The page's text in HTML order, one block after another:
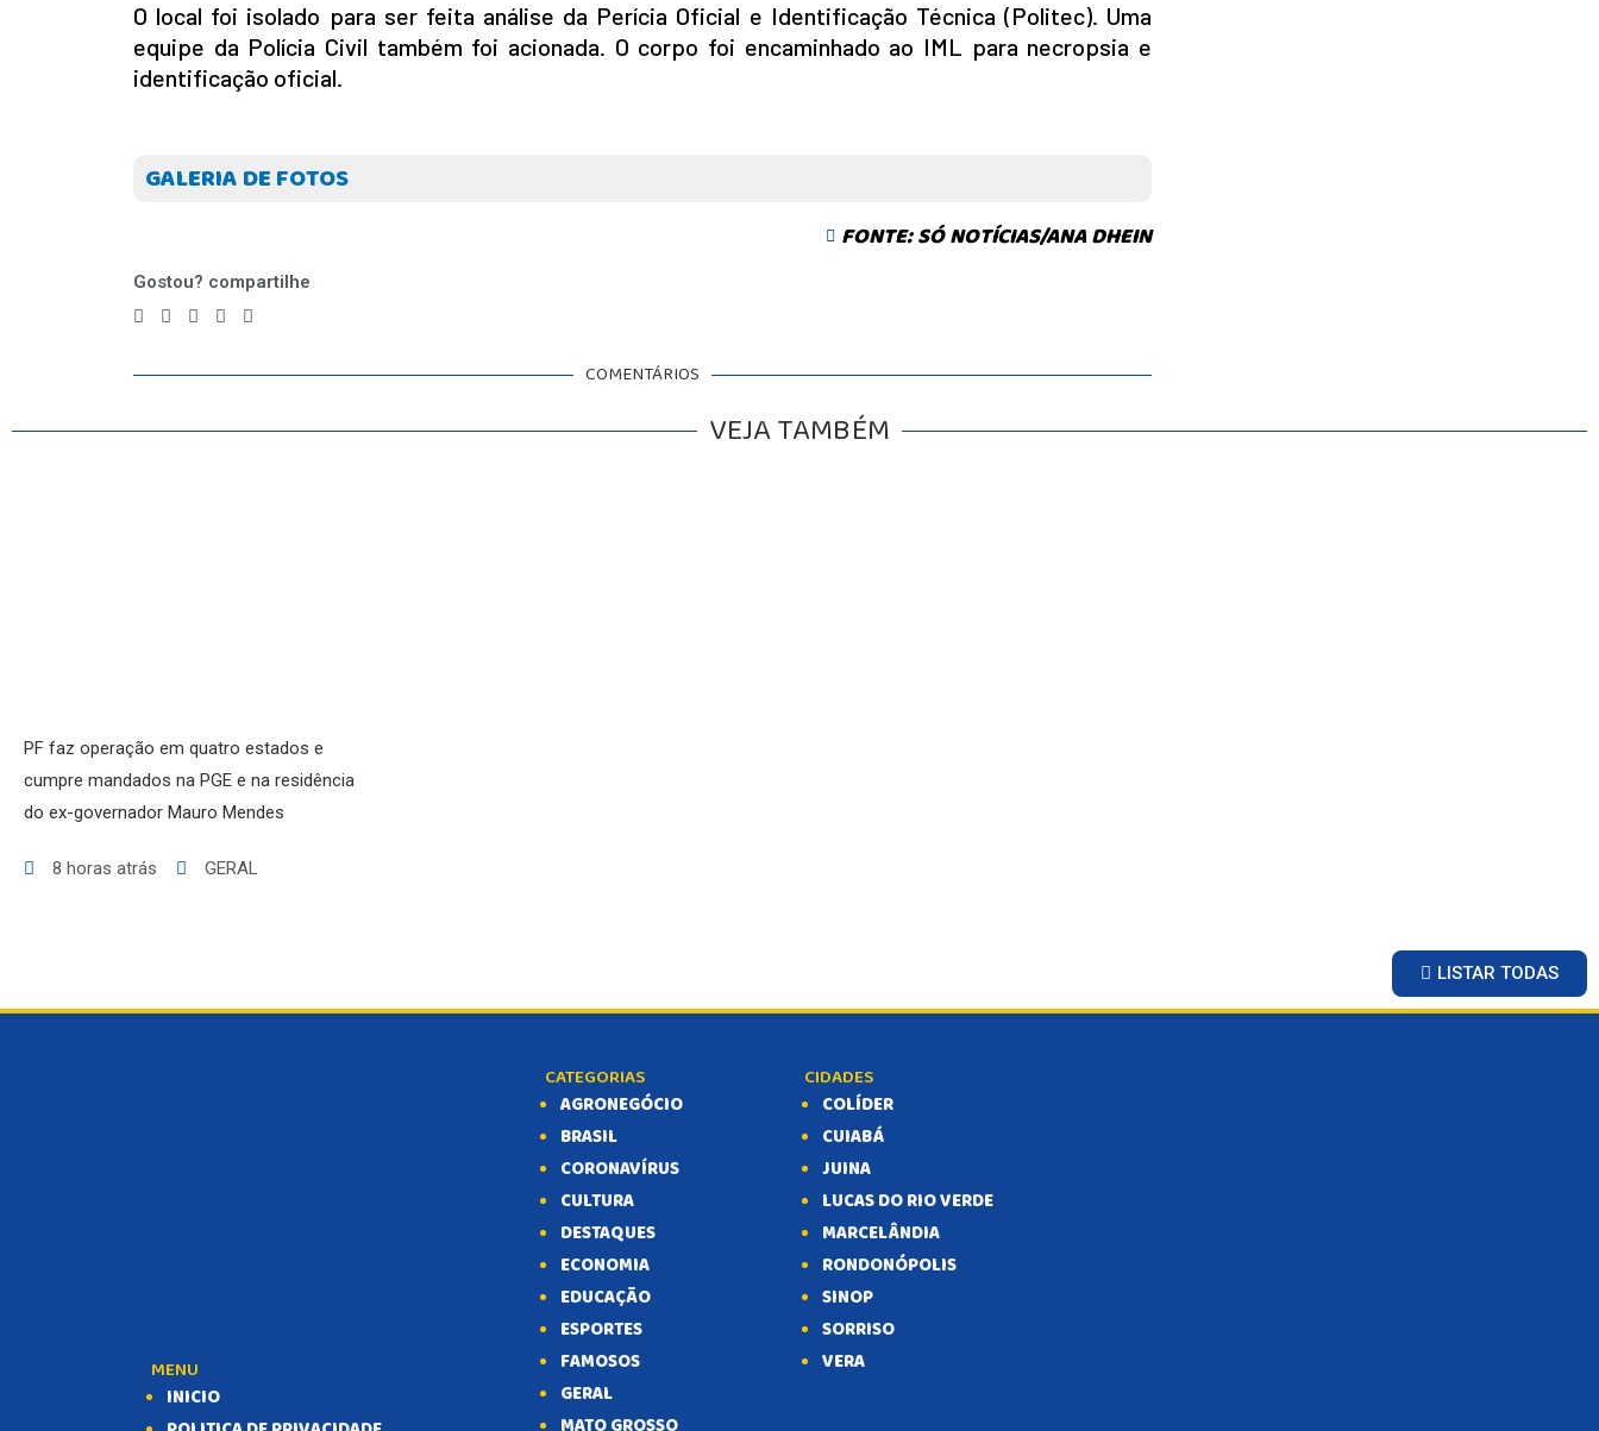
O local foi isolado para ser feita análise da Perícia Oficial e Identificação Técnica (Politec). Uma
equipe da Polícia Civil também foi acionada. O corpo foi encaminhado ao IML para necropsia e
identificação oficial.
GALERIA DE FOTOS
FONTE: SÓ NOTÍCIAS/ANA DHEIN
Gostou? compartilhe
COMENTÁRIOS
VEJA TAMBÉM
PF faz operação em quatro estados e
cumpre mandados na PGE e na residência
do ex-governador Mauro Mendes
8 horas atrás GERAL
LISTAR TODAS
MENU
INICIO
CATEGORIAS
AGRONEGÓCIO
BRASIL
CORONAVÍRUS
CULTURA
DESTAQUES
ECONOMIA
EDUCAÇÃO
ESPORTES
FAMOSOS
GERAL
CIDADES
COLÍDER
CUIABÁ
JUINA
LUCAS DO RIO VERDE
MARCELÂNDIA
RONDONÓPOLIS
SINOP
SORRISO
VERA
INICIO